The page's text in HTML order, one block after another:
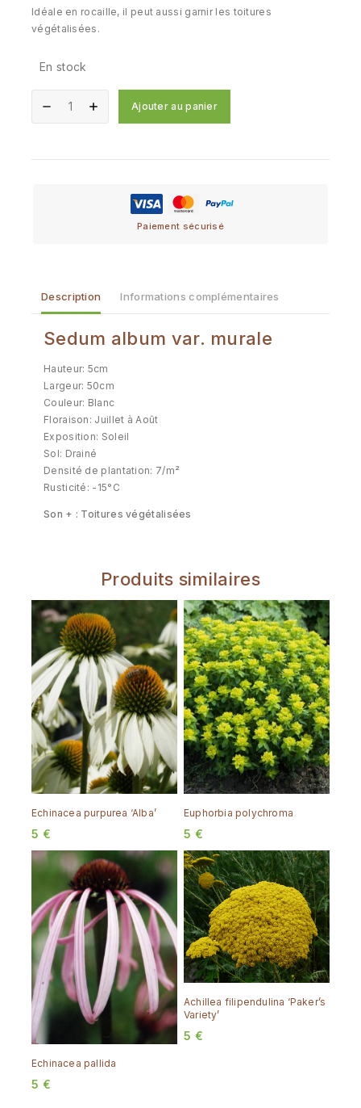
Idéale en rocaille, il peut aussi garnir les toitures
végétalisées.
En stock
Ajouter au panier
Paiement sécurisé
Description Informations complémentaires
Sedum album var. murale
Hauteur: 5cm
Largeur: 50cm
Couleur: Blanc
Floraison: Juillet à Août
Exposition: Soleil
Sol: Drainé
Densité de plantation: 7/m²
Rusticité: -15°C
Son + : Toitures végétalisées
Produits similaires
Echinacea purpurea ‘Alba’
5 €
Euphorbia polychroma
5 €
Echinacea pallida
5 €
Achillea filipendulina ‘Paker’s
Variety’
5 €